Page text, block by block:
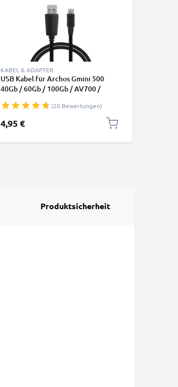
KABEL & ADAPTER
USB Kabel für Archos Gmini 500
40Gb / 60Gb / 100Gb / AV700 /
Player und Abspielgeräte - Ladekabel
1m 1A PVC Datenkabel schwarz
(20 Bewertungen)
4,95 €
Produktsicherheit